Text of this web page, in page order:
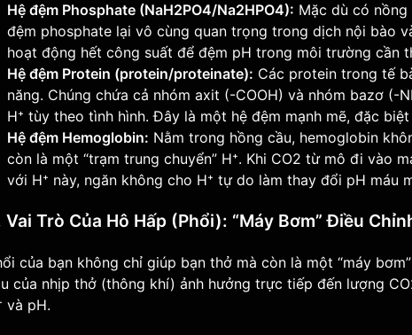
Hệ đệm Phosphate (NaH2PO4/Na2HPO4): Mặc dù có
đệm phosphate lại vô cùng quan trọng trong dịch nội bào
hoạt động hết công suất để đệm pH trong môi trường cần
Hệ đệm Protein (protein/proteinate): Các protein trong tế
năng. Chúng chứa cả nhóm axit (-COOH) và nhóm bazơ (-
H⁺ tùy theo tình hình. Đây là một hệ đệm mạnh mẽ, đặc
Hệ đệm Hemoglobin: Nằm trong hồng cầu, hemoglobin
còn là một “trạm trung chuyển” H⁺. Khi CO2 từ mô đi vào
với H⁺ này, ngăn không cho H⁺ tự do làm thay đổi pH máu
Vai Trò Của Hô Hấp (Phổi): “Máy Bơm” Điều
của bạn không chỉ giúp bạn thở mà còn là một “máy
của nhịp thở (thông khí) ảnh hưởng trực tiếp đến lượng
và pH.